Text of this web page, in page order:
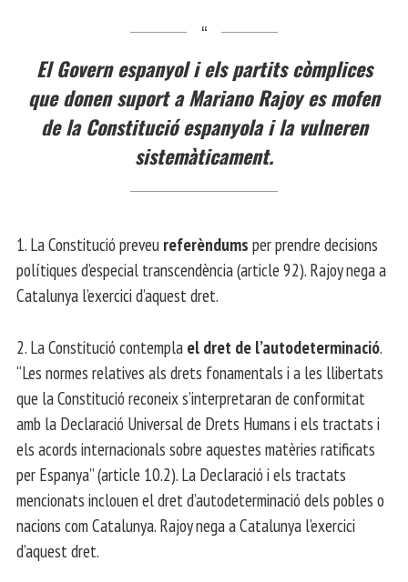
El Govern espanyol i els partits còmplices
que donen suport a Mariano Rajoy es mofen
de la Constitució espanyola i la vulneren
sistemàticament.
1. La Constitució preveu referèndums per prendre decisions
polítiques d’especial transcendència (article 92). Rajoy nega a
Catalunya l’exercici d’aquest dret.
2. La Constitució contempla el dret de l’autodeterminació.
“Les normes relatives als drets fonamentals i a les llibertats
que la Constitució reconeix s’interpretaran de conformitat
amb la Declaració Universal de Drets Humans i els tractats i
els acords internacionals sobre aquestes matèries ratificats
per Espanya” (article 10.2). La Declaració i els tractats
mencionats inclouen el dret d’autodeterminació dels pobles o
nacions com Catalunya. Rajoy nega a Catalunya l’exercici
d’aquest dret.